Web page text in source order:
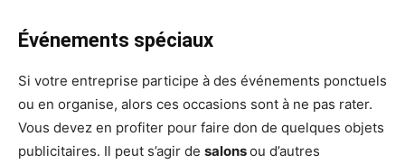
Événements spéciaux
Si votre entreprise participe à des événements ponctuels
ou en organise, alors ces occasions sont à ne pas rater.
Vous devez en profiter pour faire don de quelques objets
publicitaires. Il peut s’agir de salonsou d’autres